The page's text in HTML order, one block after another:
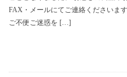
FAX・メールにてご連絡くださいま
ご不便ご迷惑を […]